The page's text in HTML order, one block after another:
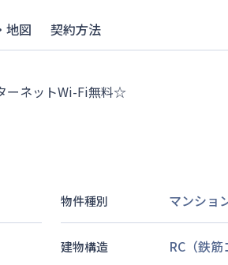
地図 契約方法
ーネットWi-Fi無料☆
物件種別 マンショ
建物構造 RC（鉄